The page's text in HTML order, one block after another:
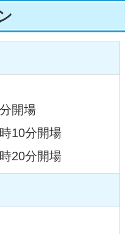
開場
10分開場
20分開場